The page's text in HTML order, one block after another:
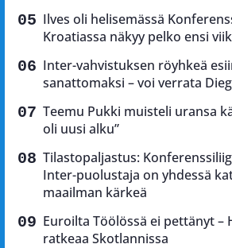
Ilves oli helisemässä
Kroatiassa näkyy pelko ensi
Inter-vahvistuksen röyhkeä
sanattomaksi – voi verrata
Teemu Pukki muisteli uransa
oli uusi alku”
Tilastopaljastus:
Inter-puolustaja on yhdessä
maailman kärkeä
Euroilta Töölössä ei pettänyt –
ratkeaa Skotlannissa